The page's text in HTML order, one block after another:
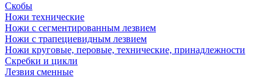
Скобы
Ножи технические
Ножи с сегментированным лезвием
Ножи с трапециевидным лезвием
Ножи круговые, перовые, технические, принадлежности
Скребки и цикли
Лезвия сменные